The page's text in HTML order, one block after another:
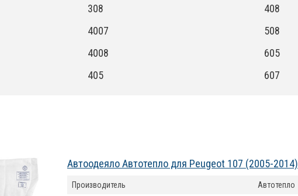
308
4007
4008
405
408
508
605
607
Автоодеяло Автотепло для Peugeot 107 (2005-2014)
Производитель
Автотепло